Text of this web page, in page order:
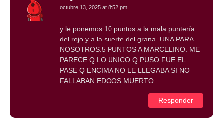
octubre 13, 2025 at 8:52 pm
y le ponemos 10 puntos a la mala puntería
del rojo y a la suerte del grana .UNA PARA
NOSOTROS.5 PUNTOS A MARCELINO. ME
PARECE Q LO UNICO Q PUSO FUE EL
PASE Q ENCIMA NO LE LLEGABA SI NO
FALLABAN EDOOS MUERTO .
Responder